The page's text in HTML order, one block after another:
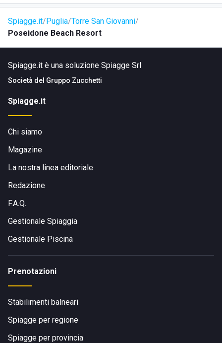
Spiagge.it Puglia Torre San Giovanni
Poseidone Beach Resort
Spiagge.it è una soluzione Spiagge Srl
Società del Gruppo Zucchetti
Spiagge.it
Chi siamo
Magazine
La nostra linea editoriale
Redazione
F.A.Q.
Gestionale Spiaggia
Gestionale Piscina
Prenotazioni
Stabilimenti balneari
Spiagge per regione
Spiagge per provincia